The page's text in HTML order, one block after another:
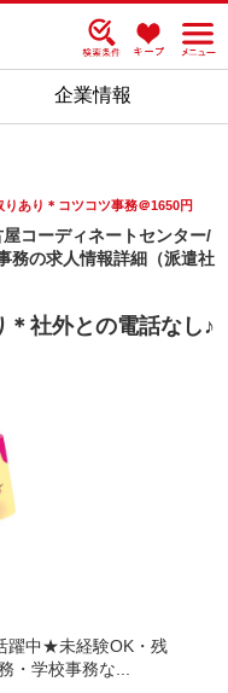
企業情報
あり＊コツコツ事務＠1650円
コーディネートセンター/
務の求人情報詳細（派遣社
社外との電話なし♪
躍中★未経験OK・残
・学校事務な...